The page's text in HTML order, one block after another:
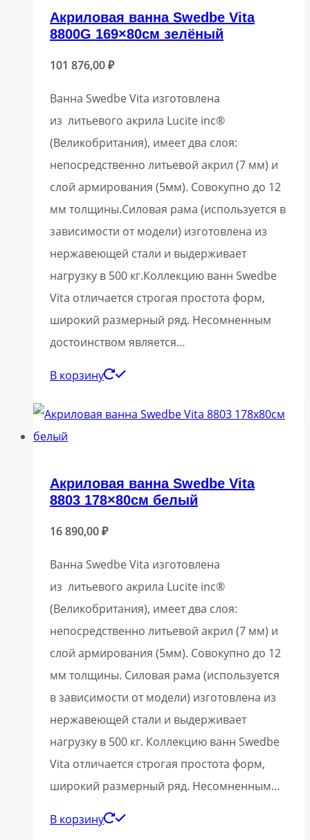
Акриловая ванна Swedbe Vita
8800G 169×80см зелёный
101 876,00₽
Ванна Swedbe Vita изготовлена
из литьевого акрила Lucite inc®
(Великобритания), имеет два слоя:
непосредственно литьевой акрил (7 мм) и
слой армирования (5мм). Совокупно до 12
мм толщины.Силовая рама (используется в
зависимости от модели) изготовлена из
нержавеющей стали и выдерживает
нагрузку в 500 кг.Коллекцию ванн Swedbe
Vita отличается строгая простота форм,
широкий размерный ряд. Несомненным
достоинством является…
В корзину
Акриловая ванна Swedbe Vita
8803 178×80см белый
16 890,00₽
Ванна Swedbe Vita изготовлена
из литьевого акрила Lucite inc®
(Великобритания), имеет два слоя:
непосредственно литьевой акрил (7 мм) и
слой армирования (5мм). Совокупно до 12
мм толщины. Силовая рама (используется
в зависимости от модели) изготовлена из
нержавеющей стали и выдерживает
нагрузку в 500 кг. Коллекцию ванн Swedbe
Vita отличается строгая простота форм,
широкий размерный ряд. Несомненным…
В корзину